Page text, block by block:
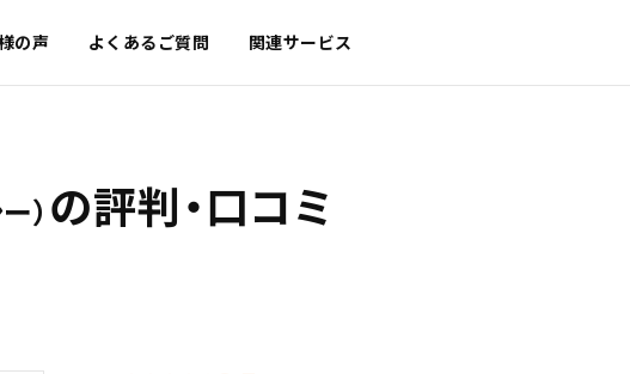
の声 よくあるご質問 関連サービス
） の評判・口コミ